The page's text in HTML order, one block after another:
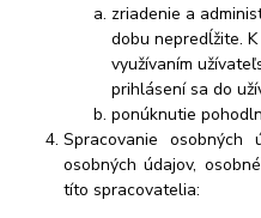
zriadenie a
dobu nepredĺžite.
využívaním
prihlásení sa do
ponúknutie
Spracovanie osobných
osobných údajov,
títo spracovatelia: